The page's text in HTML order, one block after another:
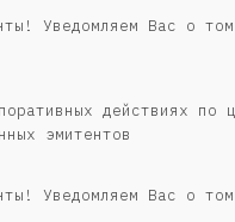
Уведомляем Вас о
действиях по
эмитентов
Уведомляем Вас о